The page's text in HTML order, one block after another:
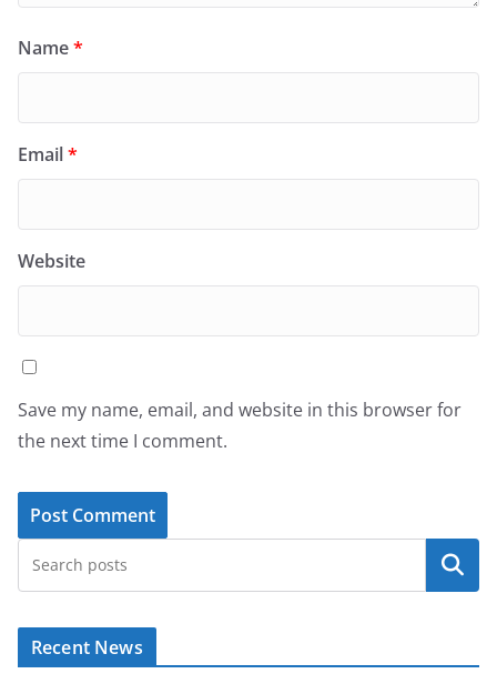
Name*
Email*
Website
Save my name, email, and website in this browser for
the next time I comment.
Search
Recent News